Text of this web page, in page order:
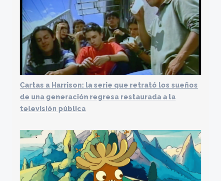
Cartas a Harrison: la serie que retrató los sueños
de una generación regresa restaurada a la
televisión pública